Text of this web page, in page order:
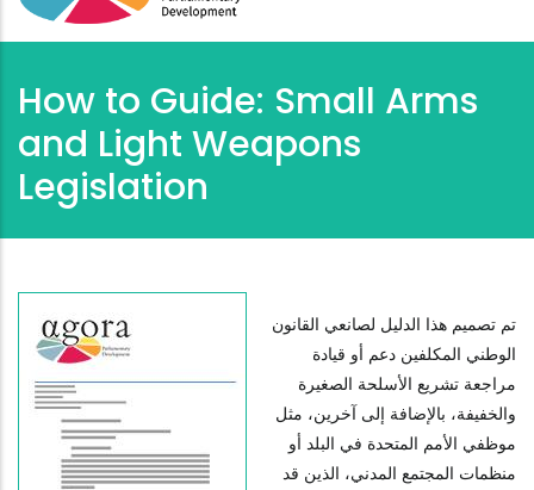
How to Guide: Small Arms
and Light Weapons
Legislation
تم تصميم هذا الدليل لصانعي القانون
الوطني المكلفين دعم أو قيادة
مراجعة تشريع الأسلحة الصغيرة
والخفيفة، بالإضافة إلى آخرين، مثل
موظفي الأمم المتحدة في البلد أو
منظمات المجتمع المدني، الذين قد